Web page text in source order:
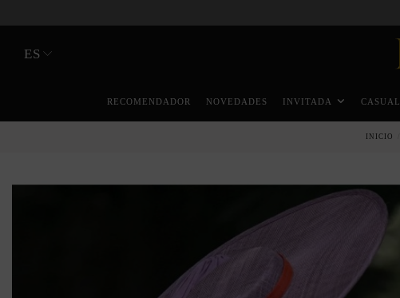
ES
RECOMENDADOR NOVEDADES INVITADA CASUAL
INICIO